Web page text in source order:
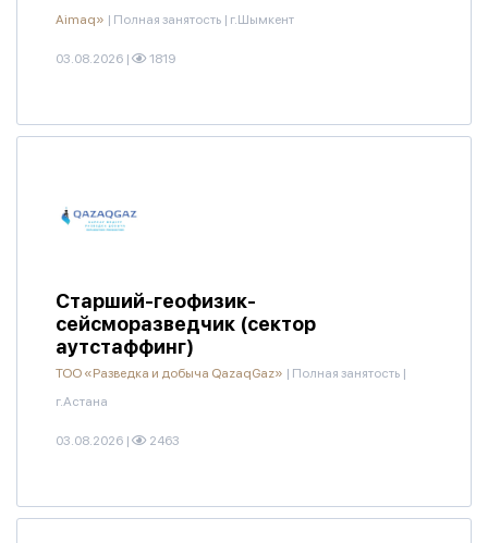
Aimaq» | Полная занятость | г.Шымкент
03.08.2026 | 1819
Старший-геофизик-
сейсморазведчик (сектор
аутстаффинг)
ТОО «Разведка и добыча QazaqGaz» | Полная занятость |
г.Астана
03.08.2026 | 2463